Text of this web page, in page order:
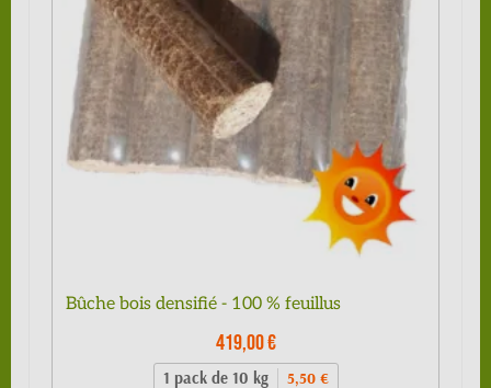
Bûche bois densifié - 100 % feuillus
419,00 €
1 pack de 10 kg 5,50 €